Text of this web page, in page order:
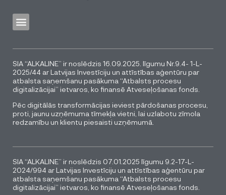
SIA “ALKALINE” ir noslēdzis 16.09.2025. līgumu Nr.9.4- 1-L-
2025/44 ar Latvijas Investīciju un attīstības aģentūru par
atbalsta saņemšanu pasākuma “Atbalsts procesu
digitalizācijai” ietvaros, ko finansē Atveseļošanas fonds.
Pēc digitālās transformācijas ieviest pārdošanas procesu,
proti, jaunu uzņēmuma tīmekļa vietni, lai uzlabotu zīmola
redzamību un klientu piesaisti uzņēmumā.
SIA “ALKALINE” ir noslēdzis 07.01.2025 līgumu 9.2-17-L-
2024/994 ar Latvijas Investīciju un attīstības aģentūru par
atbalsta saņemšanu pasākuma “Atbalsts procesu
digitalizācijai” ietvaros, ko finansē Atveseļošanas fonds.